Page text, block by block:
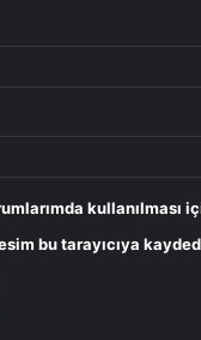
kullanılması
bu tarayıcıya